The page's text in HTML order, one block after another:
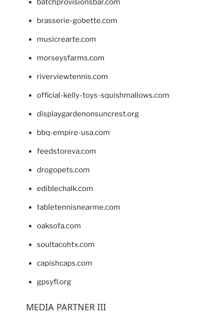
batchprovisionsbar.com
brasserie-gobette.com
musicrearte.com
morseysfarms.com
riverviewtennis.com
official-kelly-toys-squishmallows.com
displaygardenonsuncrest.org
bbq-empire-usa.com
feedstoreva.com
drogopets.com
ediblechalk.com
tabletennisnearme.com
oaksofa.com
soultacohtx.com
capishcaps.com
gpsyfl.org
MEDIA PARTNER III